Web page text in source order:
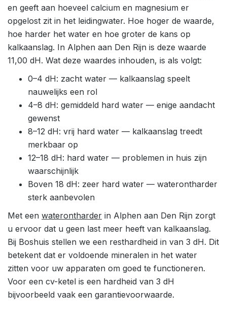
en geeft aan hoeveel calcium en magnesium er
opgelost zit in het leidingwater. Hoe hoger de waarde,
hoe harder het water en hoe groter de kans op
kalkaanslag. In Alphen aan Den Rijn is deze waarde
11,00 dH. Wat deze waardes inhouden, is als volgt:
0–4 dH: zacht water — kalkaanslag speelt
nauwelijks een rol
4–8 dH: gemiddeld hard water — enige aandacht
gewenst
8–12 dH: vrij hard water — kalkaanslag treedt
merkbaar op
12–18 dH: hard water — problemen in huis zijn
waarschijnlijk
Boven 18 dH: zeer hard water — waterontharder
sterk aanbevolen
Met een waterontharder in Alphen aan Den Rijn zorgt
u ervoor dat u geen last meer heeft van kalkaanslag.
Bij Boshuis stellen we een resthardheid in van 3 dH. Dit
betekent dat er voldoende mineralen in het water
zitten voor uw apparaten om goed te functioneren.
Voor een cv-ketel is een hardheid van 3 dH
bijvoorbeeld vaak een garantievoorwaarde.